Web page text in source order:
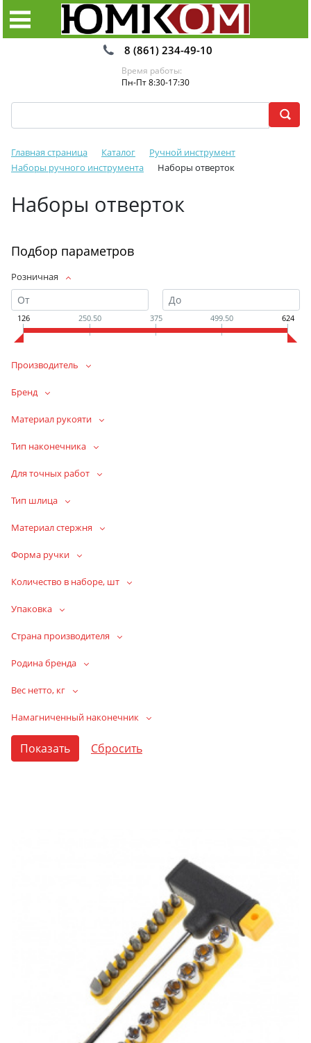
8 (861) 234-49-10
Время работы:
Пн-Пт 8:30-17:30
Главная страница Каталог
Ручной инструмент
Наборы ручного инструмента
Наборы отверток
Наборы отверток
Подбор параметров
Розничная
126 250.50 375 499.50 624
Производитель
Бренд
Материал рукояти
Тип наконечника
Для точных работ
Тип шлица
Материал стержня
Форма ручки
Количество в наборе, шт
Упаковка
Страна производителя
Родина бренда
Вес нетто, кг
Намагниченный наконечник